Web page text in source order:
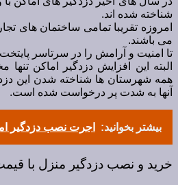
شناخته شده اند.
امروزه تقریبا تمامی ساختمان های
می باشند.
تا امنیت و آرامش را در سرتاسر
البته این افزایش دزدگیر اماکن
همه شهرستان ها شناخته شدن این
آنها به شدت پر درخواست شده است.
بیشتر بخوانید: اجرت نصب دزدگیر
خرید و نصب دزدگیر منزل با